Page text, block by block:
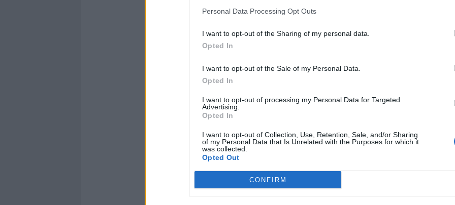
Personal Data Processing Opt Outs
I want to opt-out of the Sharing of my personal data.
Opted In
I want to opt-out of the Sale of my Personal Data.
Opted In
I want to opt-out of processing my Personal Data for Targeted
Advertising.
Opted In
I want to opt-out of Collection, Use, Retention, Sale, and/or Sharing
of my Personal Data that Is Unrelated with the Purposes for which it
was collected.
Opted Out
CONFIRM
Rudy Giuliani a Come States?
americana